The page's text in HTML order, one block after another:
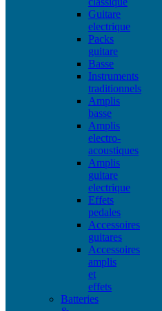
Guitare
electrique
Packs
guitare
Basse
Instruments
traditionnels
Amplis
basse
Amplis
electro-
acoustiques
Amplis
guitare
electrique
Effets
pedales
Accessoires
guitares
Accessoires
amplis
et
effets
Batteries